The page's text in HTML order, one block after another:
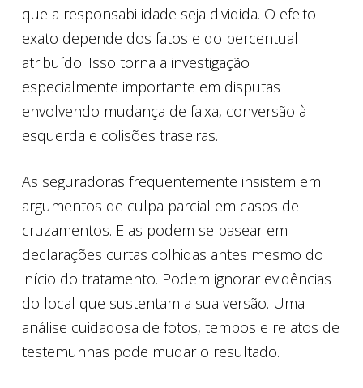
que a responsabilidade seja dividida. O efeito
exato depende dos fatos e do percentual
atribuído. Isso torna a investigação
especialmente importante em disputas
envolvendo mudança de faixa, conversão à
esquerda e colisões traseiras.
As seguradoras frequentemente insistem em
argumentos de culpa parcial em casos de
cruzamentos. Elas podem se basear em
declarações curtas colhidas antes mesmo do
início do tratamento. Podem ignorar evidências
do local que sustentam a sua versão. Uma
análise cuidadosa de fotos, tempos e relatos de
testemunhas pode mudar o resultado.